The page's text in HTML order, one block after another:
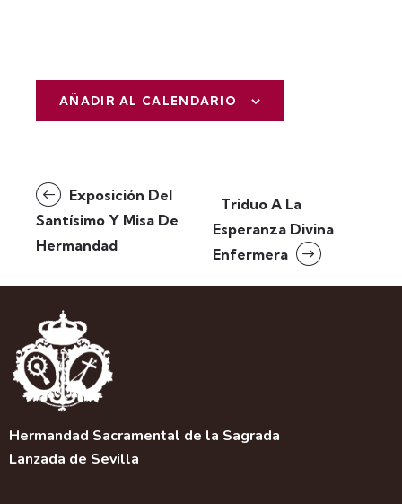
AÑADIR AL CALENDARIO
N
a
v
e
c
i
ó
n
d
e
l
Exposición Del
Santísimo Y Misa De
Hermandad
Triduo A La
Esperanza Divina
Enfermera
Hermandad Sacramental de la Sagrada
Lanzada de Sevilla